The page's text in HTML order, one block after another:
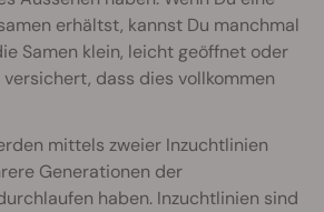
erhältst, kannst Du manchmal
Samen klein, leicht geöffnet oder
versichert, dass dies vollkommen
mittels zweier Inzuchtlinien
Generationen der
haben. Inzuchtlinien sind